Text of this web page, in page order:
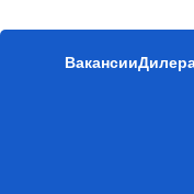
Вакансии